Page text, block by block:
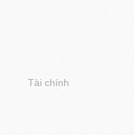
Tài chính